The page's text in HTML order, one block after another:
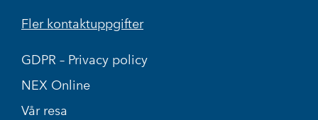
Fler kontaktuppgifter
GDPR – Privacy policy
NEX Online
Vår resa